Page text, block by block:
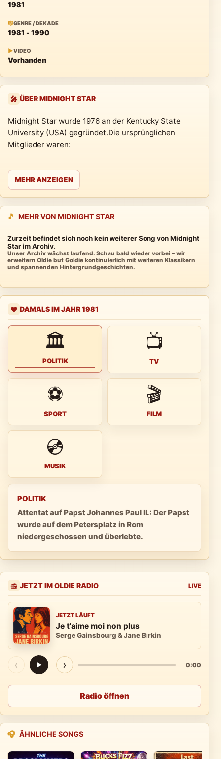
1981
🎼GENRE / DEKADE
1981 - 1990
▶VIDEO
Vorhanden
🎤 ÜBER MIDNIGHT STAR
Midnight Star wurde 1976 an der Kentucky State
University (USA) gegründet.Die ursprünglichen
Mitglieder waren:
MEHR ANZEIGEN
🎵 MEHR VON MIDNIGHT STAR
Zurzeit befindet sich noch kein weiterer Song von Midnight
Star im Archiv.
Unser Archiv wächst laufend. Schau bald wieder vorbei – wir
erweitern Oldie but Goldie kontinuierlich mit weiteren Klassikern
und spannenden Hintergrundgeschichten.
❤️ DAMALS IM JAHR 1981
🏛
POLITIK
📺
TV
⚽
SPORT
🎬
FILM
💿
MUSIK
POLITIK
Attentat auf Papst Johannes Paul II.: Der Papst
wurde auf dem Petersplatz in Rom
niedergeschossen und überlebte.
📻 JETZT IM OLDIE RADIO LIVE
JETZT LÄUFT
Je t'aime moi non plus
Serge Gainsbourg & Jane Birkin
‹ ▶ › 0:00
Radio öffnen
🎧 ÄHNLICHE SONGS